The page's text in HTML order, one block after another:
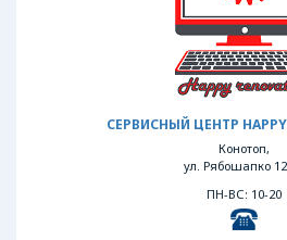
СЕРВИСНЫЙ ЦЕНТР HAPPY
Конотоп,
ул. Рябошапко
ПН-ВС: 10-20